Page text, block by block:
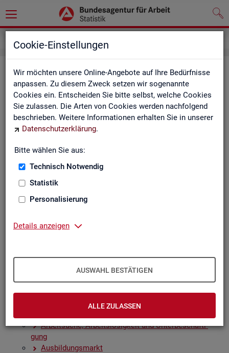
Cookie-Einstellungen
Wir möchten unsere Online-Angebote auf Ihre Bedürfnisse
anpassen. Zu diesem Zweck setzen wir sogenannte
Cookies ein. Entscheiden Sie bitte selbst, welche Cookies
Sie zulassen. Die Arten von Cookies werden nachfolgend
beschrieben. Weitere Informationen erhalten Sie in unserer
Datenschutzerklärung.
Bitte wählen Sie aus:
Technisch Notwendig
Statistik
Personalisierung
Details anzeigen
AUSWAHL BESTÄTIGEN
ALLE ZULASSEN
In­halts­ver­zeich­nis
Sta­tis­ti­ken
Rund­schau Ar­beits­markt
Mo­nats­be­richt
Eck­wer­te des Ar­beits­mark­tes und der Grund­si­che­
rung
Eck­wer­te Ar­beits­markt
Ar­beits­markt in Deutsch­land
Zah­len, Daten, Fak­ten - Struk­tur­da­ten und -in­di­ka­to­
Früh­in­di­ka­to­ren für den Ar­beits­markt
Sai­son­be­rei­nig­te Zeit­rei­hen
Ar­beit­su­che, Ar­beits­lo­sig­keit und Un­ter­be­schäf­ti­
gung
Aus­bil­dungs­markt